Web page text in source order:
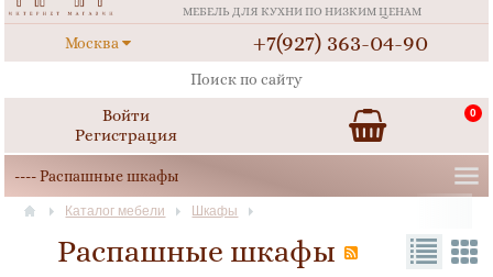
МЕБЕЛЬ ДЛЯ КУХНИ ПО НИЗКИМ ЦЕНАМ
Москва +7(927) 363-04-90
Войти
Регистрация
0
Каталог мебели Шкафы
Распашные шкафы